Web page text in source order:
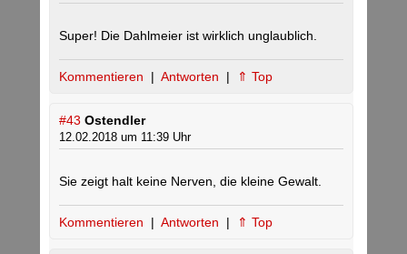
Super! Die Dahlmeier ist wirklich unglaublich.
Kommentieren | Antworten | ⇑ Top
#43 Ostendler
12.02.2018 um 11:39 Uhr
Sie zeigt halt keine Nerven, die kleine Gewalt.
Kommentieren | Antworten | ⇑ Top